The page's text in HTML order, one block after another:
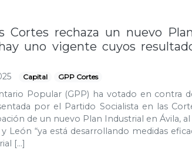
Cortes rechaza un nuevo
uno vigente cuyos
Capital GPP Cortes
Popular (GPP) ha votado en contra
por el Partido Socialista en las
de un nuevo Plan Industrial en Ávila,
y León “ya está desarrollando medidas
[…]